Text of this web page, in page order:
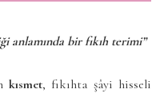
anlamında bir fıkıh terimi”
kısmet, fıkıhta şâyi hisseli